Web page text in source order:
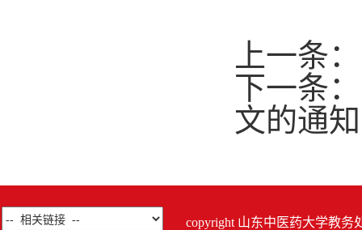
上一条：
下一条：
文的通知
copyright 山东中医药大学教务